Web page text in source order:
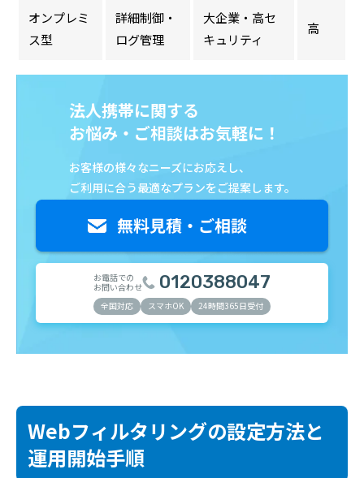
オンプレミ
ス型
詳細制御・
ログ管理
大企業・高セ
キュリティ
高
法人携帯に関する
お悩み・ご相談はお気軽に！
お客様の様々なニーズにお応えし、
ご利用に合う最適なプランをご提案します。
お電話での
お問い合わせ
0120388047
全国対応 スマホOK 24時間365日受付
Webフィルタリングの設定方法と
運用開始手順